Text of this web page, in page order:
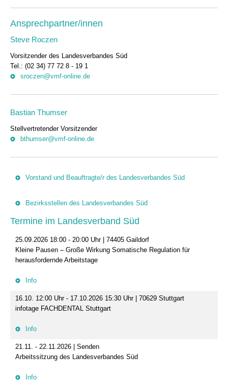
Ansprechpartner/innen
Steve Roczen
Vorsitzender des Landesverbandes Süd
Tel.: (02 34) 77 72 8 - 19 1
sroczen@vmf-online.de
Bastian Thumser
Stellvertretender Vorsitzender
bthumser@vmf-online.de
Vorstand und Beauftragte/r des Landesverbandes Süd
Bezirksstellen des Landesverbandes Süd
Termine im Landesverband Süd
25.09.2026 18:00 - 20:00 Uhr | 74405 Gaildorf
Kleine Pausen – Große Wirkung Somatische Regulation für
herausfordernde Arbeitstage
Info
16.10. 12:00 Uhr - 17.10.2026 15:30 Uhr | 70629 Stuttgart
infotage FACHDENTAL Stuttgart
Info
21.11. - 22.11.2026 | Senden
Arbeitssitzung des Landesverbandes Süd
Info